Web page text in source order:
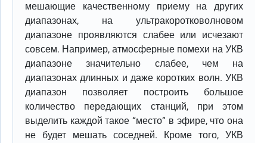
мешающие качественному приему на других
диапазонах, на ультракоротковолновом
диапазоне проявляются слабее или исчезают
совсем. Например, атмосферные помехи на УКВ
диапазоне значительно слабее, чем на
диапазонах длинных и даже коротких волн. УКВ
диапазон позволяет построить большое
количество передающих станций, при этом
выделить каждой такое “место” в эфире, что она
не будет мешать соседней. Кроме того, УКВ